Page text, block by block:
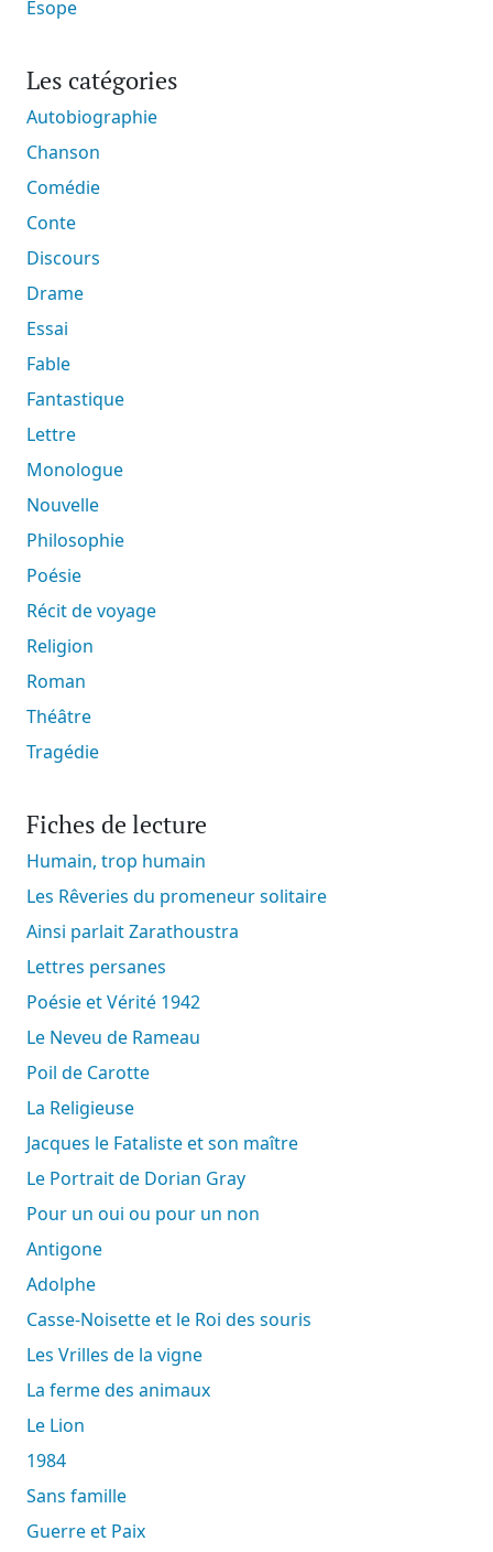
Ésope
Les catégories
Autobiographie
Chanson
Comédie
Conte
Discours
Drame
Essai
Fable
Fantastique
Lettre
Monologue
Nouvelle
Philosophie
Poésie
Récit de voyage
Religion
Roman
Théâtre
Tragédie
Fiches de lecture
Humain, trop humain
Les Rêveries du promeneur solitaire
Ainsi parlait Zarathoustra
Lettres persanes
Poésie et Vérité 1942
Le Neveu de Rameau
Poil de Carotte
La Religieuse
Jacques le Fataliste et son maître
Le Portrait de Dorian Gray
Pour un oui ou pour un non
Antigone
Adolphe
Casse-Noisette et le Roi des souris
Les Vrilles de la vigne
La ferme des animaux
Le Lion
1984
Sans famille
Guerre et Paix